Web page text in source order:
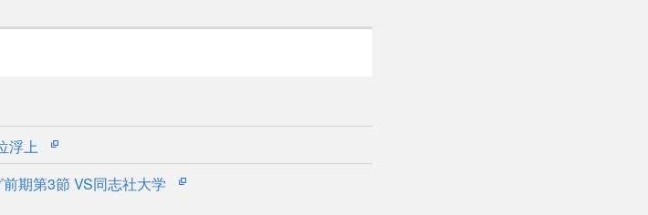
浮上
期第3節 VS同志社大学